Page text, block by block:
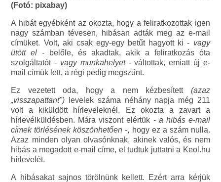
(Fotó: pixabay)
A hibát egyébként az okozta, hogy a feliratkozottak igen
nagy számban tévesen, hibásan adták meg az e-mail
címüket. Volt, aki csak egy-egy betűt hagyott ki - vagy
ütött el - belőle, és akadtak, akik a feliratkozás óta
szolgáltatót - vagy munkahelyet- váltottak, emiatt új e-
mail címük lett, a régi pedig megszűnt.
Ez vezetett oda, hogy a nem kézbesített (azaz
„visszapattant") levelek száma néhány napja még 211
volt a kiküldött hírleveleknél. Ez okozta a zavart a
hírlevélküldésben. Mára viszont elértük - a hibás e-mail
címek törlésének köszönhetően -, hogy ez a szám nulla.
Azaz minden olyan olvasónknak, akinek valós, és nem
hibás a megadott e-mail címe, el tudtuk juttatni a Keol.hu
hírlevelét.
A hibásakat sajnos törölnünk kellett. Ezért arra kérjük